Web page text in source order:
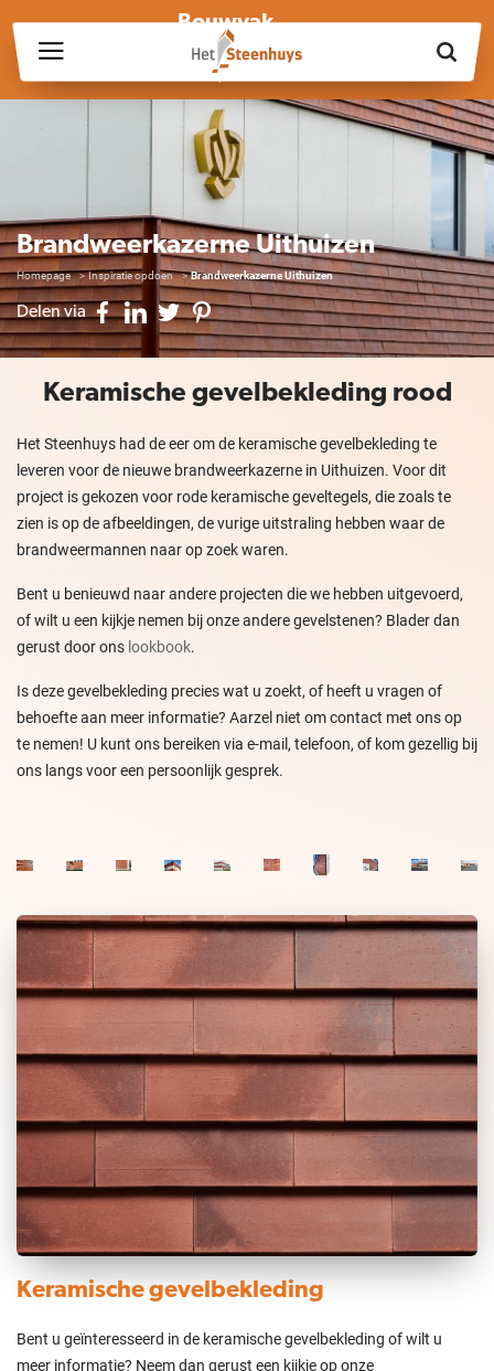
Bouwvak
Wij zijn wegens de bouwvak gesloten op vrijdag 17 juli en in
week 30, 31 en 32.
Brandweerkazerne Uithuizen
Homepage Inspiratie opdoen Brandweerkazerne Uithuizen
Delen via
Keramische gevelbekleding rood
Het Steenhuys had de eer om de keramische gevelbekleding te
leveren voor de nieuwe brandweerkazerne in Uithuizen. Voor dit
project is gekozen voor rode keramische geveltegels, die zoals te
zien is op de afbeeldingen, de vurige uitstraling hebben waar de
brandweermannen naar op zoek waren.
Bent u benieuwd naar andere projecten die we hebben uitgevoerd,
of wilt u een kijkje nemen bij onze andere gevelstenen? Blader dan
gerust door ons lookbook.
Is deze gevelbekleding precies wat u zoekt, of heeft u vragen of
behoefte aan meer informatie? Aarzel niet om contact met ons op
te nemen! U kunt ons bereiken via e-mail, telefoon, of kom gezellig bij
ons langs voor een persoonlijk gesprek.
Keramische gevelbekleding
Bent u geïnteresseerd in de keramische gevelbekleding of wilt u
meer informatie? Neem dan gerust een kijkje op onze